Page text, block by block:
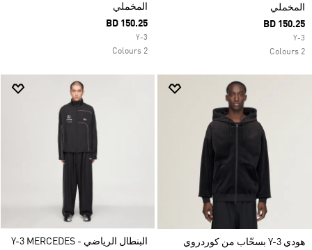
المخملي
BD 150.25
Y-3
2 Colours
المخملي
BD 150.25
Y-3
2 Colours
هودي Y-3 بسحّاب من كوردروي البنطال الرياضي Y-3 MERCEDES -